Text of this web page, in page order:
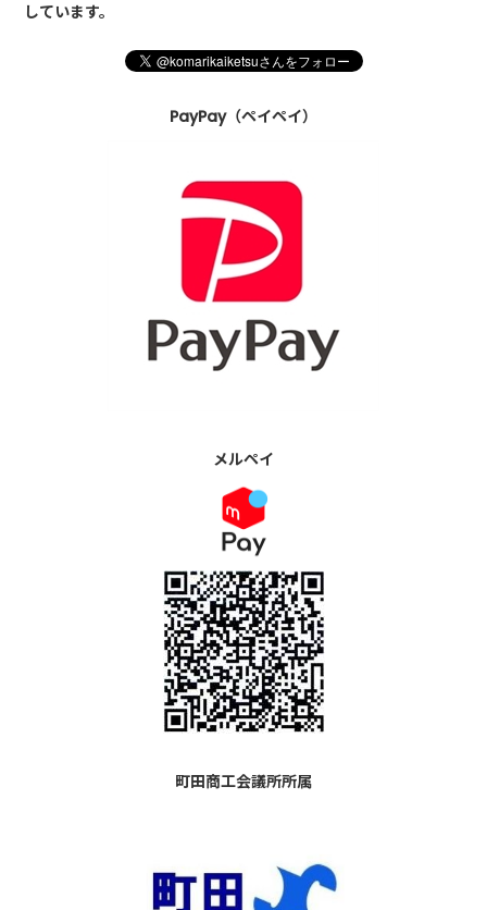
しています。
PayPay（ペイペイ）
メルペイ
町田商工会議所所属